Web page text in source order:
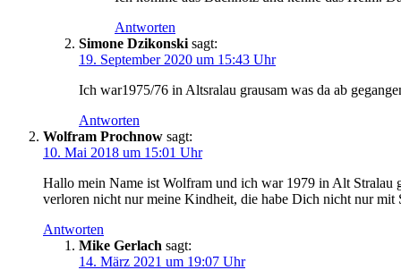
Antworten
Simone Dzikonski sagt:
19. September 2020 um 15:43 Uhr
Ich war1975/76 in Altsralau grausam was da ab
Antworten
Wolfram Prochnow sagt:
10. Mai 2018 um 15:01 Uhr
Hallo mein Name ist Wolfram und ich war 1979 in Alt Stralau
verloren nicht nur meine Kindheit, die habe Dich nicht nur
Antworten
Mike Gerlach sagt:
14. März 2021 um 19:07 Uhr